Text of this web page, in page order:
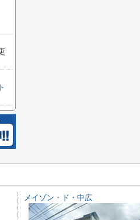
メイゾン・ド・中広